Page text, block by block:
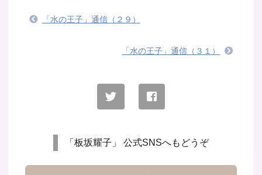
「水の王子」通信（２９）
「水の王子」通信（３１）
「板坂耀子」 公式SNSへもどうぞ